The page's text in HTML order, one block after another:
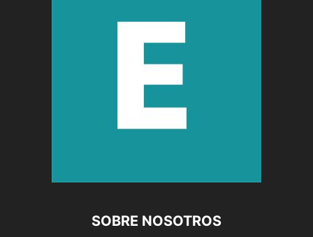
SOBRE NOSOTROS